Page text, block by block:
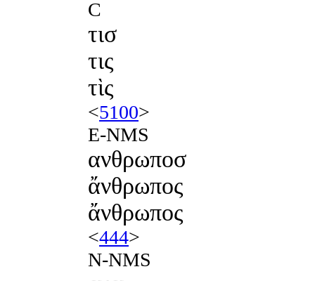
C
τισ
τις
τὶς
<5100>
E-NMS
ανθρωποσ
ἄνθρωπος
ἄνθρωπος
<444>
N-NMS